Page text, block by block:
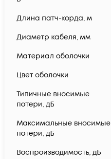
Длина патч-корда, м
Диаметр кабеля, мм
Материал оболочки
Цвет оболочки
Типичные вносимые
потери, дБ
Максимальные вносимые
потери, дБ
Воспроизводимость, дБ